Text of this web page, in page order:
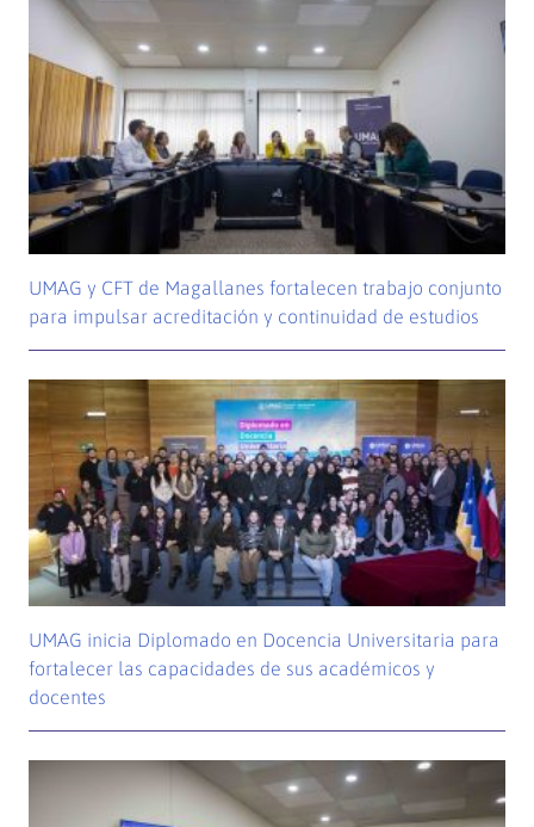
UMAG y CFT de Magallanes fortalecen trabajo conjunto
para impulsar acreditación y continuidad de estudios
UMAG inicia Diplomado en Docencia Universitaria para
fortalecer las capacidades de sus académicos y
docentes